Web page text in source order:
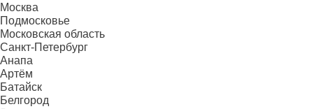
Москва
Подмосковье
Московская область
Санкт-Петербург
Анапа
Артём
Батайск
Белгород